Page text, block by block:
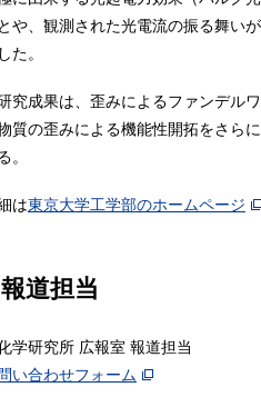
や、観測された光電流の振る舞い
た。
究成果は、歪みによるファンデル
質の歪みによる機能性開拓をさら
。
は東京大学工学部のホームページ
報道担当
学研究所 広報室 報道担当
い合わせフォーム